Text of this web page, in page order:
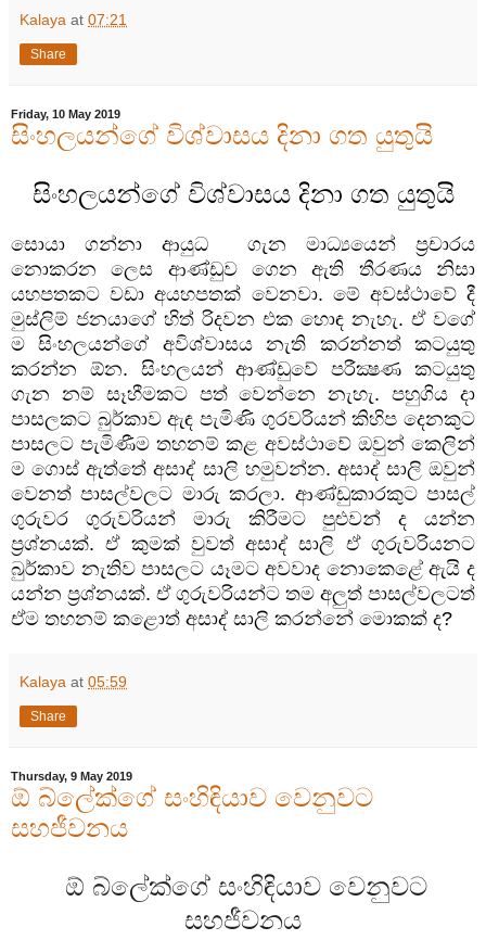
Kalaya at 07:21
Share
Friday, 10 May 2019
සිංහලයන්ගේ විශ්වාසය දිනා ගත යුතුයි
සිංහලයන්ගේ විශ්වාසය දිනා ගත යුතුයි
සොයා ගන්නා ආයුධ
ගැන මාධ්‍යයෙන් ප්‍රචාරය
නොකරන ලෙස ආණ්ඩුව ගෙන ඇති තීරණය නිසා
යහපතකට වඩා අයහපතක් වෙනවා. මේ අවස්ථාවේ දී
මුස්ලිම් ජනයාගේ හිත් රිදවන එක හොඳ නැහැ. ඒ වගේ
ම සිංහලයන්ගේ අවිශ්වාසය නැති කරන්නත් කටයුතු
කරන්න ඕන. සිංහලයන් ආණ්ඩුවේ පරීක්‍ෂණ කටයුතු
ගැන නම් සෑහීමකට පත් වෙන්නෙ නැහැ. පහුගිය දා
පාසලකට බුර්කාව ඇඳ පැමිණි ගුරවරියන් කිහිප දෙනකුට
පාසලට පැමිණීම තහනම් කළ අවස්ථාවේ ඔවුන් කෙලින්
ම ගොස් ඇත්තේ අසාද් සාලි හමුවන්න. අසාද් සාලි ඔවුන්
වෙනත් පාසල්වලට මාරු කරලා. ආණ්ඩුකාරකුට පාසල්
ගුරුවර ගුරුවරියන් මාරු කිරීමට පුළුවන් ද යන්න
ප්‍රශ්නයක්. ඒ කුමක් වුවත් අසාද් සාලි ඒ ගුරුවරියනට
බුර්කාව නැතිව පාසලට යෑමට අවවාද නොකෙළේ ඇයි ද
යන්න ප්‍රශ්නයක්. ඒ ගුරුවරියන්ට තම අලුත් පාසල්වලටත්
ඒම තහනම් කළොත් අසාද් සාලි කරන්නේ මොකක් ද?
Kalaya at 05:59
Share
Thursday, 9 May 2019
ඕ බ්ලේක්ගේ සංහිඳියාව වෙනුවට
සහජීවනය
ඕ බ්ලේක්ගේ සංහිඳියාව වෙනුවට
සහජීවනය